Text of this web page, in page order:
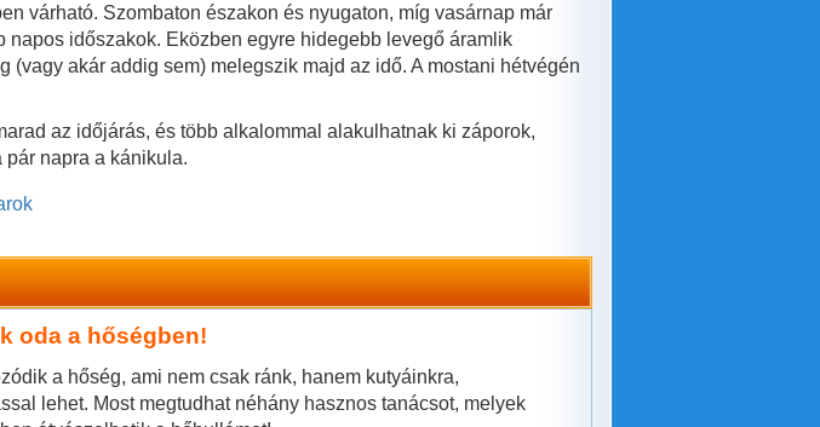
várható. Szombaton északon és nyugaton, míg vasárnap már
időszakok. Eközben egyre hidegebb levegő áramlik
akár addig sem) melegszik majd az idő. A mostani hétvégén
az időjárás, és több alkalommal alakulhatnak ki záporok,
pár napra a kánikula.
oda a hőségben!
a hőség, ami nem csak ránk, hanem kutyáinkra,
lehet. Most megtudhat néhány hasznos tanácsot, melyek